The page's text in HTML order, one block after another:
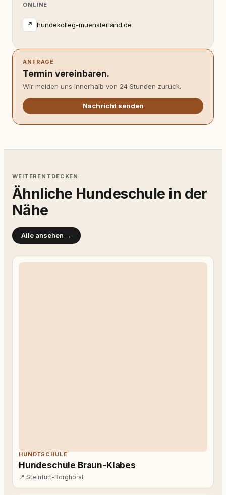
ONLINE
↗ hundekolleg-muensterland.de
ANFRAGE
Termin vereinbaren.
Wir melden uns innerhalb von 24 Stunden zurück.
Nachricht senden
WEITERENTDECKEN
Ähnliche Hundeschule in der
Nähe
Alle ansehen →
HUNDESCHULE
Hundeschule Braun-Klabes
📍 Steinfurt-Borghorst